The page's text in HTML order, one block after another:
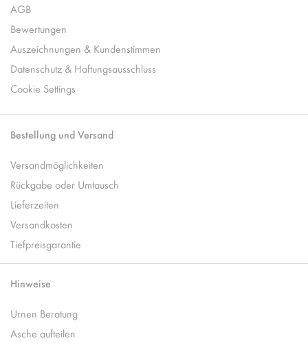
AGB
Bewertungen
Auszeichnungen & Kundenstimmen
Datenschutz & Haftungsausschluss
Cookie Settings
Bestellung und Versand
Versandmöglichkeiten
Rückgabe oder Umtausch
Lieferzeiten
Versandkosten
Tiefpreisgarantie
Hinweise
Urnen Beratung
Asche aufteilen